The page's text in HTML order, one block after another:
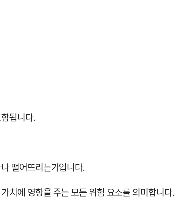
됩니다.
떨어뜨리는가입니다.
치에 영향을 주는 모든 위험 요소를 의미합니다.